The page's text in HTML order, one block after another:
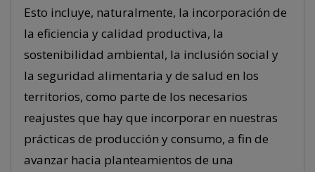
Esto incluye, naturalmente, la incorporación de
la eficiencia y calidad productiva, la
sostenibilidad ambiental, la inclusión social y
la seguridad alimentaria y de salud en los
territorios, como parte de los necesarios
reajustes que hay que incorporar en nuestras
prácticas de producción y consumo, a fin de
avanzar hacia planteamientos de una